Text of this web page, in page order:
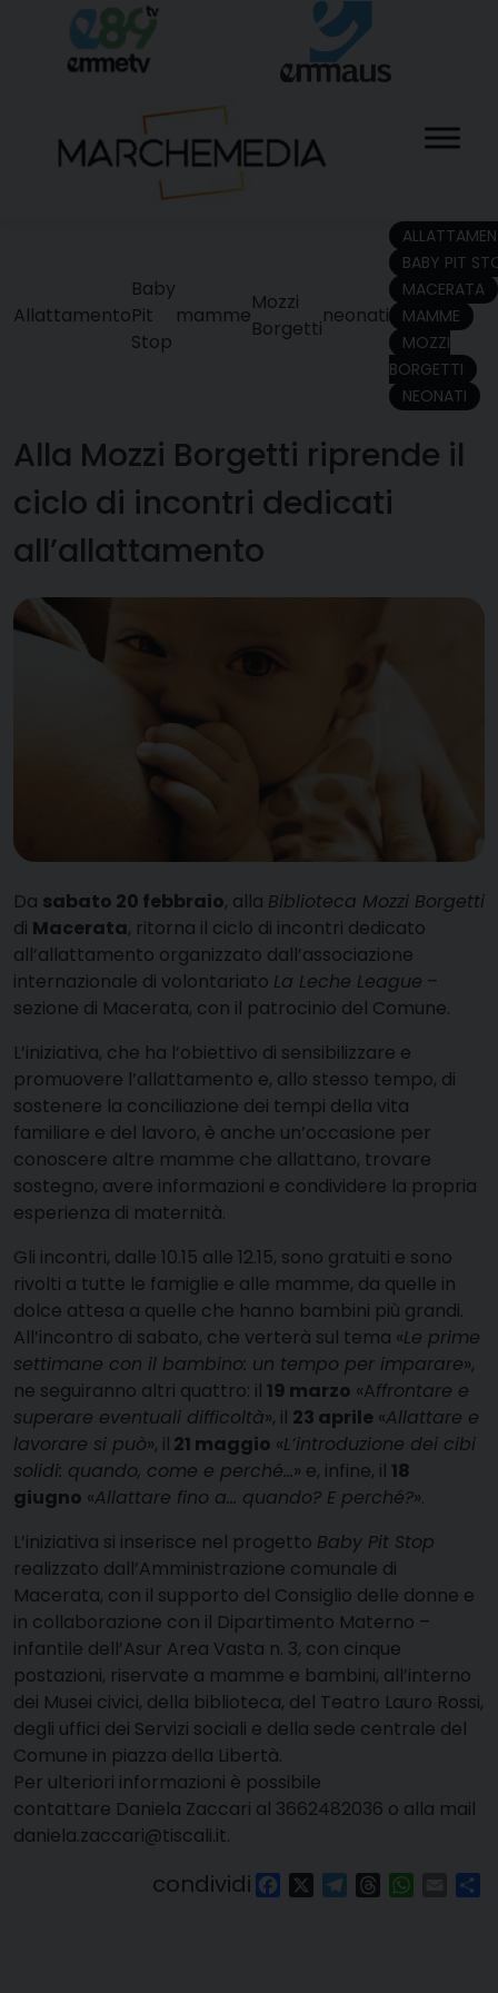
content
Allattamento
Baby
Pit
Stop
mamme
Mozzi
Borgetti
neonati
BABY PIT
MACERATA
MAMME
MOZZI
BORGETTI
NEONATI
Alla Mozzi Borgetti riprende il
ciclo di incontri dedicati
all’allattamento
Da sabato 20 febbraio, alla Biblioteca Mozzi Borgetti
di Macerata, ritorna il ciclo di incontri dedicato
all’allattamento organizzato dall’associazione
internazionale di volontariato La Leche League –
sezione di Macerata, con il patrocinio del Comune.
L’iniziativa, che ha l’obiettivo di sensibilizzare e
promuovere l’allattamento e, allo stesso tempo, di
sostenere la conciliazione dei tempi della vita
familiare e del lavoro, è anche un’occasione per
conoscere altre mamme che allattano, trovare
sostegno, avere informazioni e condividere la propria
esperienza di maternità.
Gli incontri, dalle 10.15 alle 12.15, sono gratuiti e sono
rivolti a tutte le famiglie e alle mamme, da quelle in
dolce attesa a quelle che hanno bambini più grandi.
All’incontro di sabato, che verterà sul tema «Le prime
settimane con il bambino: un tempo per imparare»,
ne seguiranno altri quattro: il 19 marzo «Affrontare e
superare eventuali difficoltà», il 23 aprile «Allattare e
lavorare si può», il 21 maggio «L’introduzione dei cibi
solidi: quando, come e perché…» e, infine, il 18
giugno «Allattare fino a… quando? E perché?».
L’iniziativa si inserisce nel progetto Baby Pit Stop
realizzato dall’Amministrazione comunale di
Macerata, con il supporto del Consiglio delle donne e
in collaborazione con il Dipartimento Materno –
infantile dell’Asur Area Vasta n. 3, con cinque
postazioni, riservate a mamme e bambini, all’interno
dei Musei civici, della biblioteca, del Teatro Lauro Rossi,
degli uffici dei Servizi sociali e della sede centrale del
Comune in piazza della Libertà.
Per ulteriori informazioni è possibile
contattare Daniela Zaccari al 3662482036 o alla mail
daniela.zaccari@tiscali.it.
condividi FacebookTelegram
Threads Email